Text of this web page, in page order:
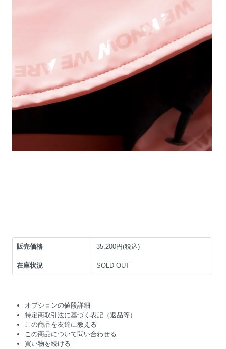
販売価格 35,200円(税込)
在庫状況 SOLD OUT
オプションの値段詳細
特定商取引法に基づく表記（返品等）
この商品を友達に教える
この商品について問い合わせる
買い物を続ける